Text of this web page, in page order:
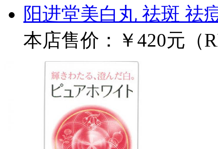
阳进堂美白丸 祛斑 祛
本店售价：
￥420元（